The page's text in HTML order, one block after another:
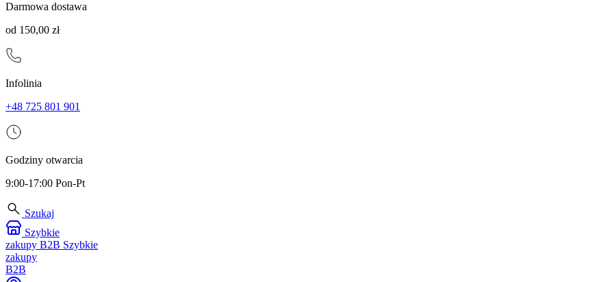
Darmowa dostawa
od 150,00 zł
Infolinia
+48 725 801 901
Godziny otwarcia
9:00-17:00 Pon-Pt
Szukaj
Szybkie
zakupy B2B Szybkie
zakupy
B2B